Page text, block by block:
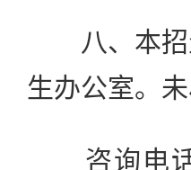
八、本招
生办公室。
咨询电话